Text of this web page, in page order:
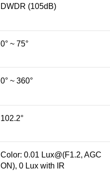
DWDR (105dB)
0° ~ 75°
0° ~ 360°
102.2°
Color: 0.01 Lux@(F1.2, AGC
ON), 0 Lux with IR